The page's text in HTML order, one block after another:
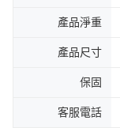
產品淨重
產品尺寸
保固
客服電話